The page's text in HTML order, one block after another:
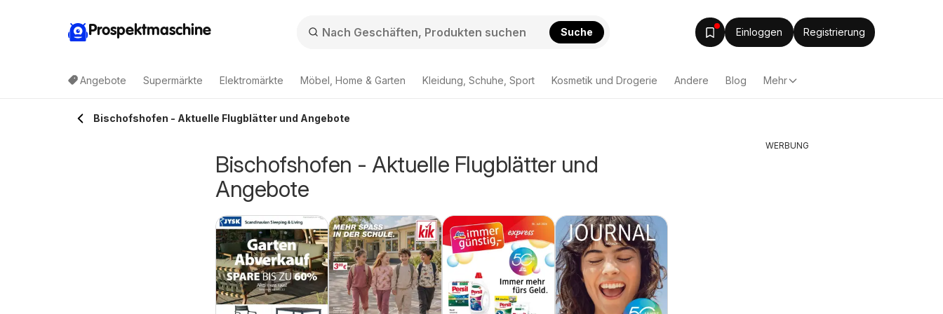
Prospektmaschine Suche Einloggen Registrierung
Angebote Supermärkte Elektromärkte Möbel, Home & Garten Kleidung, Schuhe, Sport Kosmetik und Drogerie Andere Blog Mehr
Bischofshofen - Aktuelle Flugblätter und Angebote
Bischofshofen - Aktuelle Flugblätter und
Angebote
WERBUNG